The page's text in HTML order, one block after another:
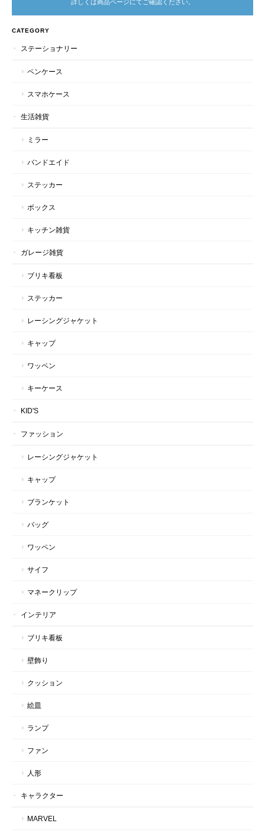
詳しくは商品ページにてご確認ください。
CATEGORY
ステーショナリー
ペンケース
スマホケース
生活雑貨
ミラー
バンドエイド
ステッカー
ボックス
キッチン雑貨
ガレージ雑貨
ブリキ看板
ステッカー
レーシングジャケット
キャップ
ワッペン
キーケース
KID'S
ファッション
レーシングジャケット
キャップ
ブランケット
バッグ
ワッペン
サイフ
マネークリップ
インテリア
ブリキ看板
壁飾り
クッション
絵皿
ランプ
ファン
人形
キャラクター
MARVEL